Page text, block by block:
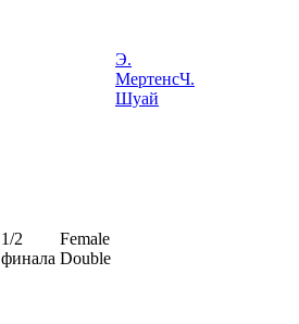
1/2
финала
Female
Double
Э.
МертенсЧ.
Шуай